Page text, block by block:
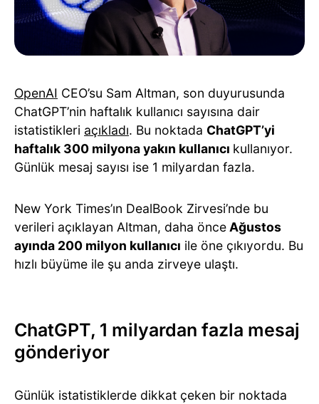
OpenAI CEO’su Sam Altman, son duyurusunda
ChatGPT’nin haftalık kullanıcı sayısına dair
istatistikleri açıkladı. Bu noktada ChatGPT’yi
haftalık 300 milyona yakın kullanıcı kullanıyor.
Günlük mesaj sayısı ise 1 milyardan fazla.
New York Times’ın DealBook Zirvesi’nde bu
verileri açıklayan Altman, daha önce Ağustos
ayında 200 milyon kullanıcı ile öne çıkıyordu. Bu
hızlı büyüme ile şu anda zirveye ulaştı.
ChatGPT, 1 milyardan fazla mesaj
gönderiyor
Günlük istatistiklerde dikkat çeken bir noktada